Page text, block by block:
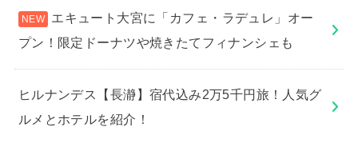
エキュート大宮に「カフェ・ラデュレ」オー
プン！限定ドーナツや焼きたてフィナンシェも
ヒルナンデス【長瀞】宿代込み2万5千円旅！人気グ
ルメとホテルを紹介！